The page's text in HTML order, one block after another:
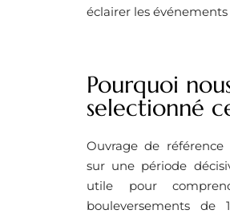
éclairer les
Pourquoi
selectionné
Ouvrage de
sur une période
utile pour
bouleversements de